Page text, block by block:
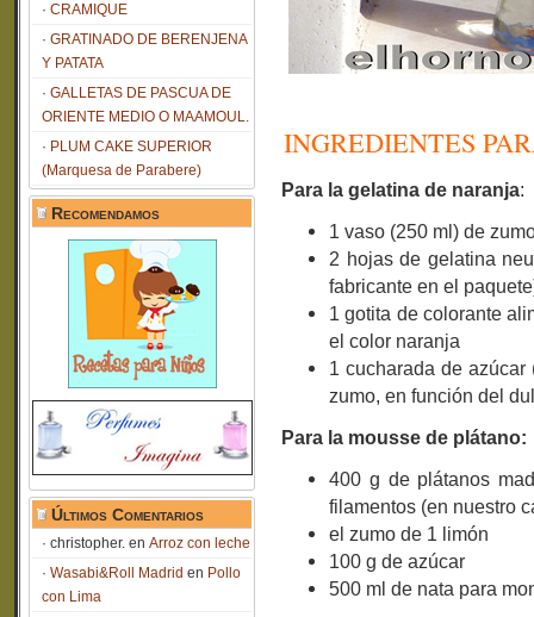
CRAMIQUE
GRATINADO DE BERENJENA
Y PATATA
GALLETAS DE PASCUA DE
ORIENTE MEDIO O MAAMOUL.
PLUM CAKE SUPERIOR
(Marquesa de Parabere)
Recomendamos
Últimos Comentarios
christopher. en Arroz con leche
Wasabi&Roll Madrid en Pollo
con Lima
INGREDIENTES
Para la gelatina de naranja:
1 vaso (250 ml) de
2 hojas de gelatina
fabricante en el
1 gotita de colorante
el color naranja
1 cucharada de
zumo, en función del
Para la mousse de plátano:
400 g de plátanos
filamentos (en nuestro
el zumo de 1 limón
100 g de azúcar
500 ml de nata para